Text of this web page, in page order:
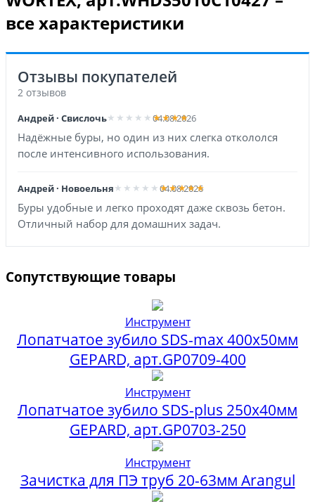
все характеристики
Отзывы покупателей
2 отзывов
Андрей · Свислочь 04.08.2026
Надёжные буры, но один из них слегка откололся
после интенсивного использования.
Андрей · Новоельня 04.08.2026
Буры удобные и легко проходят даже сквозь бетон.
Отличный набор для домашних задач.
Сопутствующие товары
Инструмент
Лопатчатое зубило SDS-max 400х50мм
GEPARD, арт.GP0709-400
Инструмент
Лопатчатое зубило SDS-plus 250х40мм
GEPARD, арт.GP0703-250
Инструмент
Зачистка для ПЭ труб 20-63мм Arangul